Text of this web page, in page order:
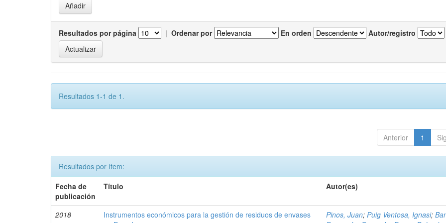
Resultados por página | Ordenar por En orden Autor/registro
Resultados 1-1 de 1.
Anterior 1
Resultados por ítem:
Fecha de
publicación
Título Autor(es)
2018
Instrumentos económicos para la gestión de residuos de envases
Pinos, Juan;Puig Ventosa, Ignasi;